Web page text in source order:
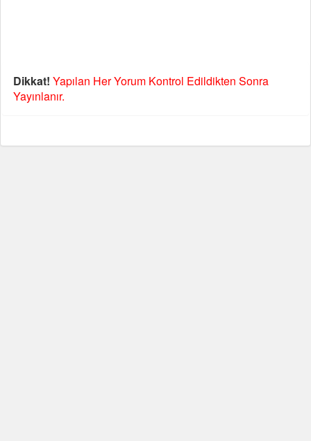
Dikkat! Yapılan Her Yorum Kontrol Edildikten Sonra
Yayınlanır.